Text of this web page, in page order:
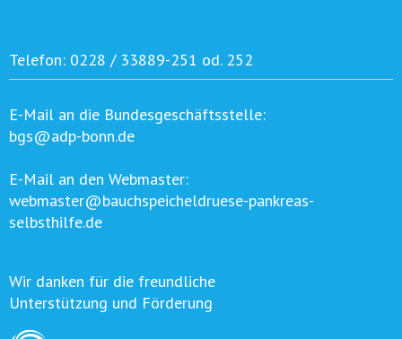
Telefon: 0228 / 33889-251 od. 252
E-Mail an die Bundesgeschäftsstelle:
bgs@adp-bonn.de
E-Mail an den Webmaster:
webmaster@bauchspeicheldruese-pankreas-
selbsthilfe.de
Wir danken für die freundliche
Unterstützung und Förderung